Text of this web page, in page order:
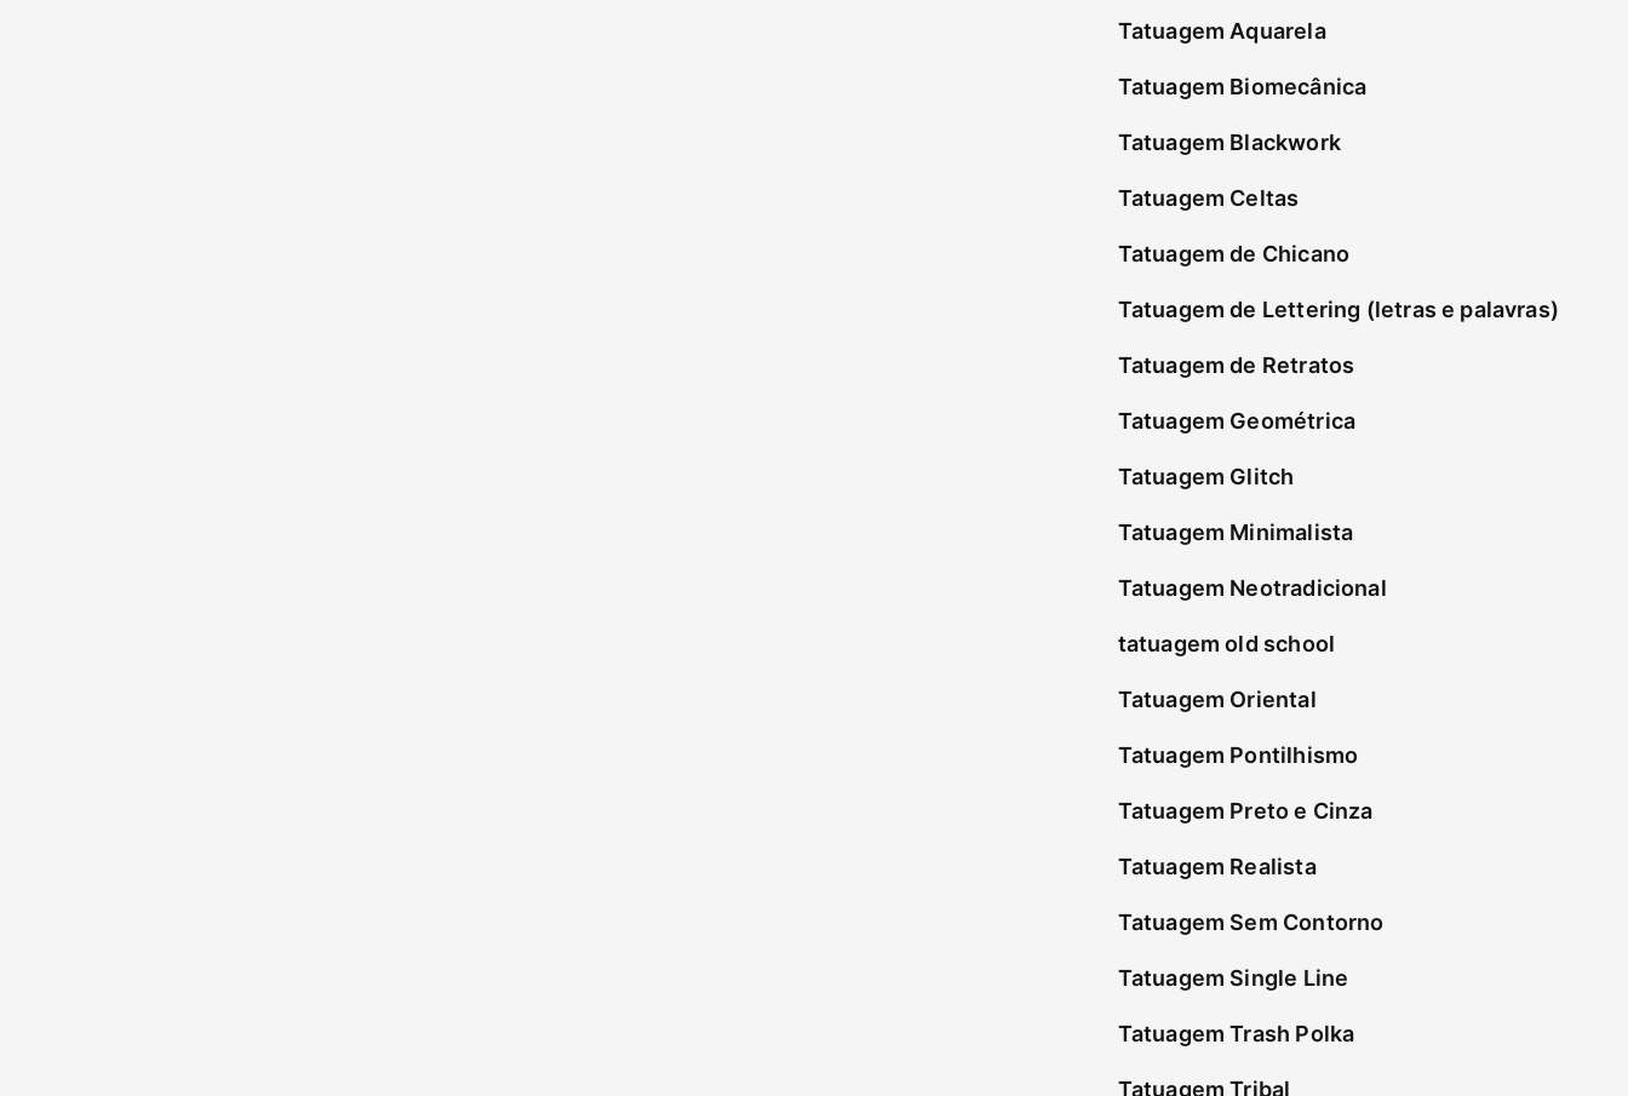
Tatuagem Aquarela
Tatuagem Biomecânica
Tatuagem Blackwork
Tatuagem Celtas
Tatuagem de Chicano
Tatuagem de Lettering (letras e palavras)
Tatuagem de Retratos
Tatuagem Geométrica
Tatuagem Glitch
Tatuagem Minimalista
Tatuagem Neotradicional
tatuagem old school
Tatuagem Oriental
Tatuagem Pontilhismo
Tatuagem Preto e Cinza
Tatuagem Realista
Tatuagem Sem Contorno
Tatuagem Single Line
Tatuagem Trash Polka
Tatuagem Tribal